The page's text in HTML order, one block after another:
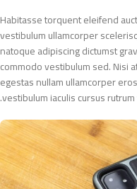
Habitasse torquent eleifend
vestibulum ullamcorper
natoque adipiscing dictumst
commodo vestibulum sed. Nisi
egestas nullam ullamcorper
vestibulum iaculis cursus